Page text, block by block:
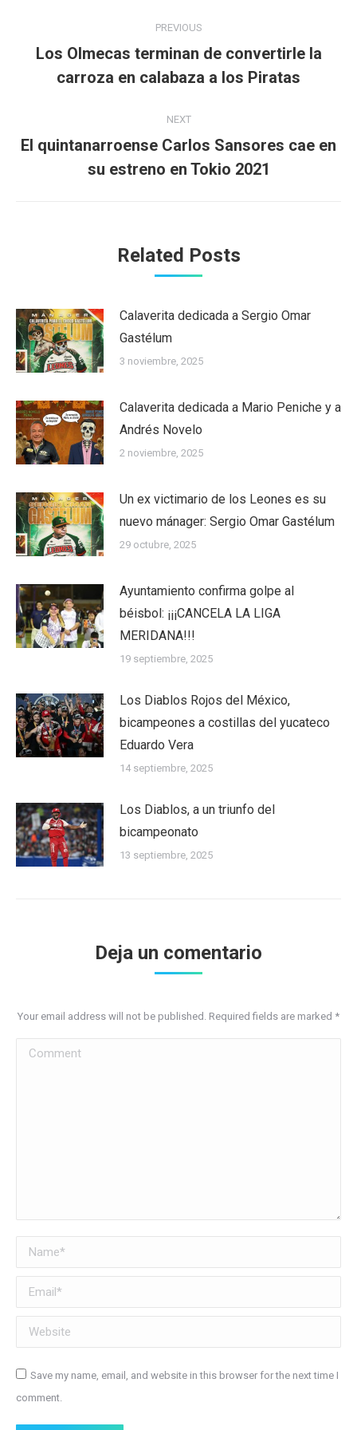
navigation
PREVIOUS
Previous
post:
Los Olmecas terminan de convertirle la
carroza en calabaza a los Piratas
NEXT
Next
post:
El quintanarroense Carlos Sansores cae en
su estreno en Tokio 2021
Related Posts
Calaverita dedicada a Sergio Omar
Gastélum
3 noviembre, 2025
Calaverita dedicada a Mario Peniche y a
Andrés Novelo
2 noviembre, 2025
Un ex victimario de los Leones es su
nuevo mánager: Sergio Omar Gastélum
29 octubre, 2025
Ayuntamiento confirma golpe al
béisbol: ¡¡¡CANCELA LA LIGA
MERIDANA!!!
19 septiembre, 2025
Los Diablos Rojos del México,
bicampeones a costillas del yucateco
Eduardo Vera
14 septiembre, 2025
Los Diablos, a un triunfo del
bicampeonato
13 septiembre, 2025
Deja un comentario
Your email address will not be published. Required fields are marked *
Comment
Name *
Email *
Website
Save my name, email, and website in this browser for the next time I
comment.